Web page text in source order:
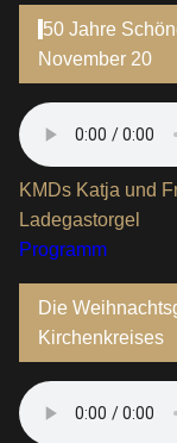
50 Jahre
November
KMDs Katja und
Ladegastorgel
Programm
Die